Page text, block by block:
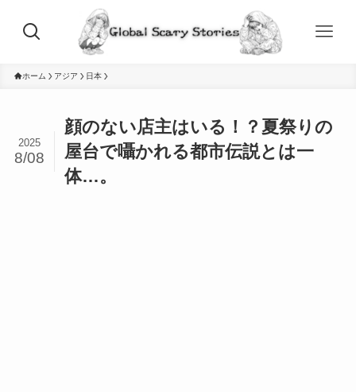
ホーム アジア 日本
顔のない店主はいる！？夏祭りの
屋台で囁かれる都市伝説とは一
体…。
2025
8/08